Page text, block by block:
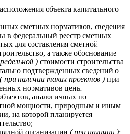
объекта капитального
сметных нормативов, сведения
в федеральный реестр сметных
для составления сметной
а также обоснование
) стоимости строительства
подтвержденных сведений о
( при наличии таких проектов ) при
нормативов цены
аналогичных по
мощности, природным и иным
на которой планируется
организации ( при наличии );